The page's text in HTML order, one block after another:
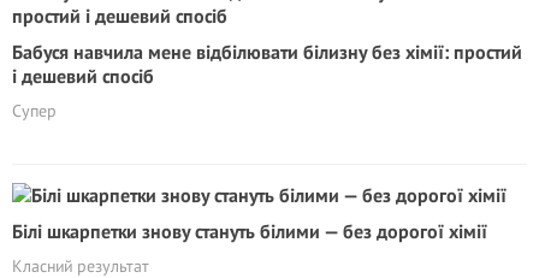
Бабуся навчила мене відбілювати білизну без хімії: простий
і дешевий спосіб
Супер
Білі шкарпетки знову стануть білими — без дорогої хімії
Класний результат